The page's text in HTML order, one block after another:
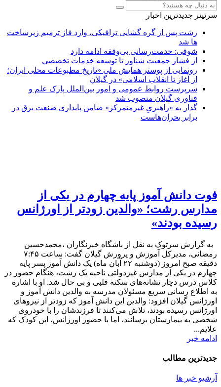
سرتیتر جدیدترین اخبار
رشت پس از گره گشایی ترافیکی، وارد فاز ترمیم زیرساخت
ها شد
شوقی: خدمت‌رسانی بی‌وقفه ادامه دارد
از فشار جمعیت شناور تا توسعه خدمات تخصصی
رونمایی از پوستر همایش ملی «تاریخ مطبوعات محلی ایران؛
از آغاز تا انقلاب اسلامی» در گیلان
سرپرست روابط عمومی و امور بین‌الملل پارک علم و
فناوری گیلان منصوب شد
گذار به «راهبریِ غیرمتمرکز» ضامن پایداری صنعت برق در
برابر بحران‌هاست
فوت دانش آموز پایه چهارم در یکی از
مدارس رشت؛ «والدین زودتر از اورژانس
رسیده بودند»
به گزارش سرتوک به نقل از باشگاه خبرنگاران ،محمدحسین
رمضانی، مدیرکل آموزش و پرورش گیلان گفت: ساعت ۷:۴۵
دقیقه صبح امروز (دوشنبه ۲۲ آبان ماه) یک دانش آموز پسر پایه
چهارم در یکی از مدارس غیردولتی ناحیه یک رشت، هنگام حضور در
کلاس درس دچار نشانه‌های سکته قلبی و بی حال شد. او با اشاره
به اطلاع رسانی سریع مسئولان مدرسه به والدین دانش آموز و
اورژانس گیلان افزود: والدین این دانش آموز که زودتر از نیروهای
اورژانس رسیده بودند، تلاش می‌کنند تا فرزندشان را با خودروی
شخصی به بیمارستان برسانند، اما با حضور اورژانس، این کودک که
علایم...
ادامه خبر
جدیدترین مطالب
آرشیو خبر ها